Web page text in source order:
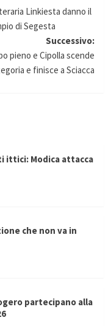
Linkiesta danno il
di Segesta
Successivo:
pieno e Cipolla scende
e finisce a Sciacca
ittici: Modica attacca
che non va in
partecipano alla